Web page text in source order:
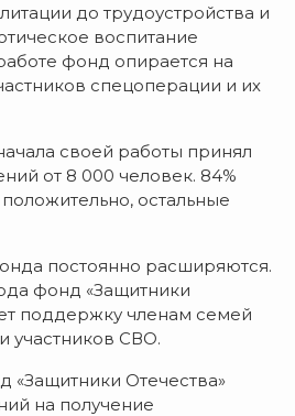
до трудоустройства и
воспитание
фонд опирается на
спецоперации и их
своей работы принял
от 8 000 человек. 84%
остальные
постоянно расширяются.
фонд «Защитники
поддержку членам семей
участников СВО.
«Защитники Отечества»
на получение